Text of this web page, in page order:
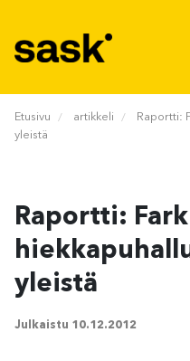
Etusivu artikkeli
Raportti:
yleistä
Raportti:
yleistä
Julkaistu 10.12.2012